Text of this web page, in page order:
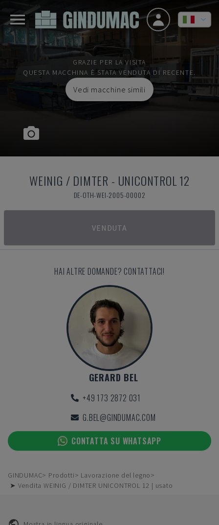
GRAZIE PER LA VISITA
QUESTA MACCHINA È STATA VENDUTA DI RECENTE.
Vedi macchine simili
WEINIG / DIMTER - UNICONTROL 12
DE-OTH-WEI-2005-00002
VENDUTA
HAI ALTRE DOMANDE? CONTATTACI!
GERARD BEL
+49 173 2872 031
G.BEL@GINDUMAC.COM
CONTATTA SU WHATSAPP
GINDUMAC Prodotti
Lavorazione del legno
➤ Vendita WEINIG / DIMTER UNICONTROL 12 | usato